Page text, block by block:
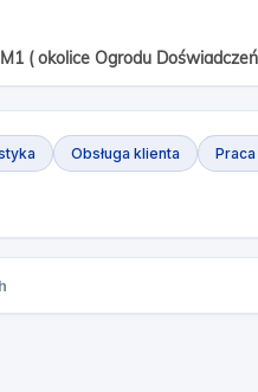
( okolice Ogrodu
Obsługa klienta